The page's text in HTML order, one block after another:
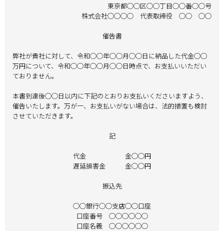
東京都◯◯区◯◯丁目◯◯番◯◯号
株式会社◯◯◯◯ 代表取締役 ◯◯ ◯◯
催告書
弊社が貴社に対して、令和◯◯年◯◯月◯◯日に納品した代金◯◯
万円について、令和◯◯年◯◯月◯◯日時点で、お支払いいただい
ておりません。
本書到達後◯◯日以内に下記のとおりお支払いくださいますよう、
催告いたします。万が一、お支払いがない場合は、法的措置も検討
させていただきます。
記
代金 金◯◯円
遅延損害金 金◯◯円
振込先
◯◯銀行◯◯支店◯◯口座
口座番号 ◯◯◯◯◯◯
口座名義 ◯◯◯◯◯◯